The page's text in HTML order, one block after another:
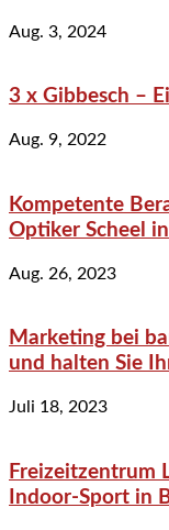
Aug. 3, 2024
3 x Gibbesch –
Aug. 9, 2022
Kompetente
Optiker Scheel
Aug. 26, 2023
Marketing bei
und halten Sie
Juli 18, 2023
Freizeitzentrum
Indoor-Sport in